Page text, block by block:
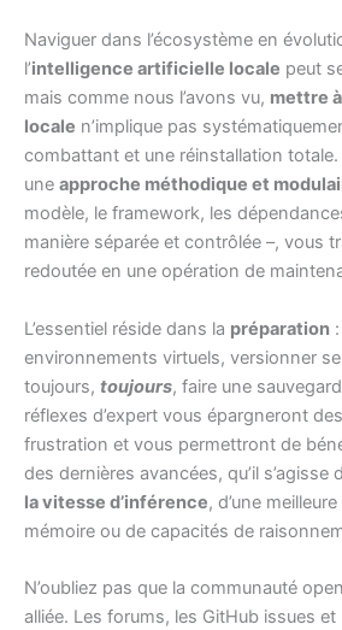
Naviguer dans l’écosystème en
l’intelligence artificielle locale peut
mais comme nous l’avons vu, mettre
locale n’implique pas
combattant et une réinstallation
une approche méthodique et
modèle, le framework, les
manière séparée et contrôlée –, vous
redoutée en une opération de
L’essentiel réside dans la préparation
environnements virtuels, versionner
toujours, toujours, faire une
réflexes d’expert vous épargneront
frustration et vous permettront de
des dernières avancées, qu’il s’agisse
la vitesse d’inférence, d’une
mémoire ou de capacités de
N’oubliez pas que la communauté
alliée. Les forums, les GitHub issues